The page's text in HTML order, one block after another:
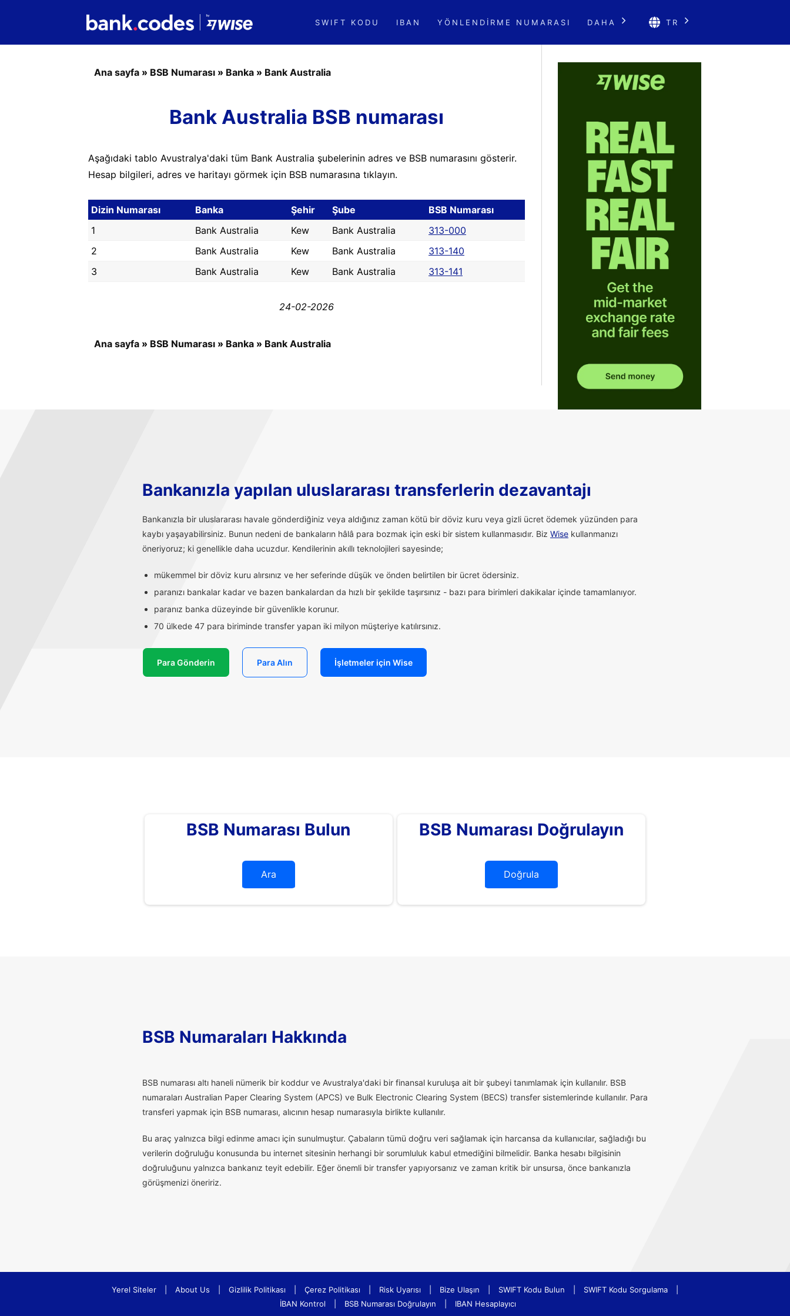
SWIFT KODU IBAN YÖNLENDIRME NUMARASI DAHA TR
Ana sayfa » BSB Numarası » Banka » Bank Australia
Bank Australia BSB numarası
Aşağıdaki tablo Avustralya'daki tüm Bank Australia şubelerinin adres ve BSB numarasını gösterir.
Hesap bilgileri, adres ve haritayı görmek için BSB numarasına tıklayın.
Dizin Numarası Banka Şehir Şube
BSB Numarası
1
Bank Australia Kew Bank Australia
313-000
2
Bank Australia Kew Bank Australia
313-140
3
Bank Australia Kew Bank Australia 313-141
24-02-2026
Ana sayfa » BSB Numarası » Banka » Bank Australia
Bankanızla yapılan uluslararası transferlerin dezavantajı
Bankanızla bir uluslararası havale gönderdiğiniz veya aldığınız zaman kötü bir döviz kuru veya gizli ücret ödemek yüzünden para
kaybı yaşayabilirsiniz. Bunun nedeni de bankaların hâlâ para bozmak için eski bir sistem kullanmasıdır. Biz Wise kullanmanızı
öneriyoruz; ki genellikle daha ucuzdur. Kendilerinin akıllı teknolojileri sayesinde;
mükemmel bir döviz kuru alırsınız ve her seferinde düşük ve önden belirtilen bir ücret ödersiniz.
paranızı bankalar kadar ve bazen bankalardan da hızlı bir şekilde taşırsınız - bazı para birimleri dakikalar içinde tamamlanıyor.
paranız banka düzeyinde bir güvenlikle korunur.
70 ülkede 47 para biriminde transfer yapan iki milyon müşteriye katılırsınız.
Para Gönderin Para Alın İşletmeler için Wise
BSB Numarası Bulun
Ara
BSB Numarası Doğrulayın
Doğrula
BSB Numaraları Hakkında
BSB numarası altı haneli nümerik bir koddur ve Avustralya'daki bir finansal kuruluşa ait bir şubeyi tanımlamak için kullanılır. BSB
numaraları Australian Paper Clearing System (APCS) ve Bulk Electronic Clearing System (BECS) transfer sistemlerinde kullanılır. Para
transferi yapmak için BSB numarası, alıcının hesap numarasıyla birlikte kullanılır.
Bu araç yalnızca bilgi edinme amacı için sunulmuştur. Çabaların tümü doğru veri sağlamak için harcansa da kullanıcılar, sağladığı bu
verilerin doğruluğu konusunda bu internet sitesinin herhangi bir sorumluluk kabul etmediğini bilmelidir. Banka hesabı bilgisinin
doğruluğunu yalnızca bankanız teyit edebilir. Eğer önemli bir transfer yapıyorsanız ve zaman kritik bir unsursa, önce bankanızla
görüşmenizi öneririz.
Yerel Siteler About Us Gizlilik Politikası Çerez Politikası Risk Uyarısı Bize Ulaşın SWIFT Kodu Bulun SWIFT Kodu Sorgulama
İBAN Kontrol
BSB Numarası Doğrulayın
IBAN Hesaplayıcı